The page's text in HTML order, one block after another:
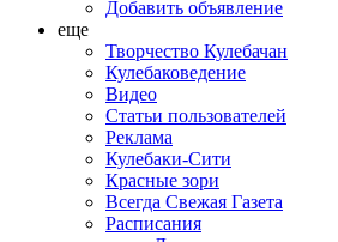
Добавить объявление
еще
Творчество Кулебачан
Кулебаковедение
Видео
Статьи пользователей
Реклама
Кулебаки-Сити
Красные зори
Всегда Свежая Газета
Расписания